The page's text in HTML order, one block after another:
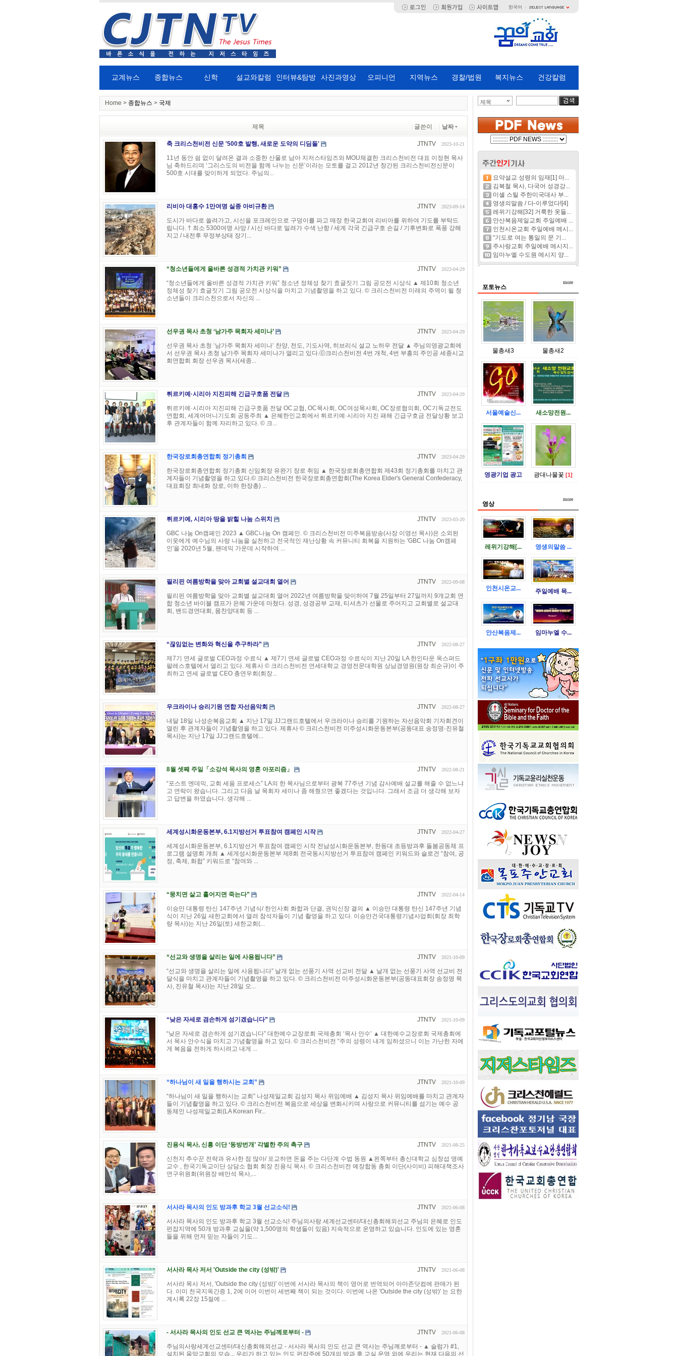
한국어
교계뉴스 종합뉴스 신학 설교와칼럼 인터뷰&탐방 사진과영상 오피니언 지역뉴스 경찰/법원 복지뉴스 건강칼럼
Home > 종합뉴스 > 국제
제목 글쓴이 날짜
축 크리스천비전 신문 '500호 발행, 새로운 도약의 디딤돌' JTNTV 2023-10-21
11년 동안 쉼 없이 달려온 결과 소중한 산물로 남아 지저스타임즈와 MOU체결한 크리스천비전 대표 이정현 목사
님 축하드리며 ‘그리스도의 비전을 함께 나누는 신문’이라는 모토를 걸고 2012년 창간된 크리스천비전신문이
500호 시대를 맞이하게 되었다. 주님의...
리비아 대홍수 1만여명 실종 아비규환 JTNTV 2023-09-14
도시가 바다로 쓸려가고, 시신을 포크레인으로 구덩이를 파고 매장 한국교회여 리비아를 위하여 기도를 부탁드
립니다. † 최소 5300여명 사망 / 시신 바다로 밀려가 수색 난항 / 세계 각국 긴급구호 손길 / 기후변화로 폭풍 강해
지고 / 내전후 무정부상태 장기...
“청소년들에게 올바른 성경적 가치관 키워” JTNTV 2023-04-29
“청소년들에게 올바른 성경적 가치관 키워” 청소년 정체성 찾기 효글짓기 그림 공모전 시상식 ▲ 제10회 청소년
정체성 찾기 효글짓기 그림 공모전 시상식을 마치고 기념촬영을 하고 있다. © 크리스천비전 미래의 주역이 될 청
소년들이 크리스천으로서 자신의 ...
선우권 목사 초청 ‘남가주 목회자 세미나’ JTNTV 2023-04-29
선우권 목사 초청 ‘남가주 목회자 세미나’ 찬양, 전도, 기도사역, 히브리식 설교 노하우 전달 ▲ 주님의영광교회에
서 선우권 목사 초청 남가주 목회자 세미나가 열리고 있다.ⓒ크리스천비전 4번 개척, 4번 부흥의 주인공 세종시교
회연합회 회장 선우권 목사(세종...
튀르키예·시리아 지진피해 긴급구호품 전달 JTNTV 2023-04-29
튀르키예·시리아 지진피해 긴급구호품 전달 OC교협, OC목사회, OC여성목사회, OC장로협의회, OC기독교전도
연합회, 세계어머니기도회 공동주최 ▲ 은혜한인교회에서 튀르키예·시리아 지진 패해 긴급구호금 전달상황 보고
후 관계자들이 함께 자리하고 있다. © 크...
한국장로회총연합회 정기총회 JTNTV 2023-04-29
한국장로회총연합회 정기총회 신임회장 유완기 장로 취임 ▲ 한국장로회총연합회 제43회 정기총회를 마치고 관
계자들이 기념촬영을 하고 있다.© 크리스천비전 한국장로회총연합회(The Korea Elder's General Confederacy,
대표회장 최내화 장로, 이하 한장총) ...
튀르키예, 시리아 땅을 밝힐 나눔 스위치 JTNTV 2023-03-20
GBC 나눔 On캠페인 2023 ▲ GBC나눔 On 캠페인. © 크리스천비전 미주복음방송(사장 이영선 목사)은 소외된
이웃에게 예수님의 사랑 나눔을 실천하고 전국적인 재난상황 속 커뮤니티 회복을 지원하는 'GBC 나눔 On캠페
인'을 2020년 5월, 팬데믹 가운데 시작하여 ...
필리핀 여름방학을 맞아 교회별 설교대회 열어 JTNTV 2022-09-08
필리핀 여름방학을 맞아 교회별 설교대회 열어 2022년 여름방학을 맞이하여 7월 25일부터 27일까지 9개교회 연
합 청소년 바이블 캠프가 은혜 가운데 마쳤다. 성경, 성경공부 교재, 티셔츠가 선물로 주어지고 교회별로 설교대
회, 밴드경연대회, 몸찬양대회 등 ...
“끊임없는 변화와 혁신을 추구하라” JTNTV 2022-08-27
제7기 연세 글로벌 CEO과정 수료식 ▲ 제7기 연세 글로벌 CEO과정 수료식이 지난 20일 LA 한인타운 옥스퍼드
팔레스호텔에서 열리고 있다. 제휴사 © 크리스천비전 연세대학교 경영전문대학원 상남경영원(원장 최순규)이 주
최하고 연세 글로벌 CEO 총연우회(회장...
우크라이나 승리기원 연합 자선음악회 JTNTV 2022-08-27
내달 18일 나성순복음교회 ▲ 지난 17일 JJ그랜드호텔에서 우크라이나 승리를 기원하는 자선음악회 기자회견이
열린 후 관계자들이 기념촬영을 하고 있다. 제휴사 © 크리스천비전 미주성시화운동본부(공동대표 송정명·진유철
목사)는 지난 17일 JJ그랜드호텔에...
8월 셋째 주일「소강석 목사의 영혼 아포리즘」 JTNTV 2022-08-21
“포스트 엔데믹, 교회 세움 프로세스” LA의 한 목사님으로부터 광복 77주년 기념 감사예배 설교를 해줄 수 없느냐
고 연락이 왔습니다. 그리고 다음 날 목회자 세미나 좀 해줬으면 좋겠다는 것입니다. 그래서 조금 더 생각해 보자
고 답변을 하였습니다. 생각해 ...
세계성시화운동본부, 6.1지방선거 투표참여 캠페인 시작 JTNTV 2022-04-27
세계성시화운동본부, 6.1지방선거 투표참여 캠페인 시작 전남성시화운동본부, 한동대 초등방과후 돌봄공동체 프
로그램 설명회 개최 ▲ 세게성시화운동본부 제8회 전국동시지방선거 투표참여 캠페인 키워드와 슬로건 “참여, 공
정, 축제, 화합” 키워드로 “참여와 ...
“뭉치면 살고 흩어지면 죽는다” JTNTV 2022-04-14
이승만 대통령 탄신 147주년 기념식/ 한인사회 화합과 단결, 권익신장 결의 ▲ 이승만 대통령 탄신 147주년 기념
식이 지난 26일 새한교회에서 열려 참석자들이 기념 촬영을 하고 있다. 이승만건국대통령기념사업회(회장 최학
량 목사)는 지난 26일(토) 새한교회(...
“선교와 생명을 살리는 일에 사용됩니다” JTNTV 2021-10-09
“선교와 생명을 살리는 일에 사용됩니다” 날개 없는 선풍기 사역 선교비 전달 ▲ 날개 없는 선풍기 사역 선교비 전
달식을 마치고 관계자들이 기념촬영을 하고 있다. © 크리스천비전 미주성시화운동본부(공동대표회장 송정명 목
사, 진유철 목사)는 지난 28일 오...
“낮은 자세로 겸손하게 섬기겠습니다” JTNTV 2021-10-09
“낮은 자세로 겸손하게 섬기겠습니다” 대한예수교장로회 국제총회 ‘목사 안수’ ▲ 대한예수교장로회 국제총회에
서 목사 안수식을 마치고 기념촬영을 하고 있다. © 크리스천비전 “주의 성령이 내게 임하셨으니 이는 가난한 자에
게 복음을 전하게 하시려고 내게 ...
“하나님이 새 일을 행하시는 교회” JTNTV 2021-10-09
“하나님이 새 일을 행하시는 교회” 나성제일교회 김성지 목사 위임예배 ▲ 김성지 목사 위임예배를 마치고 관계자
들이 기념촬영을 하고 있다. © 크리스천비전 복음으로 세상을 변화시키며 사랑으로 커뮤니티를 섬기는 예수 공
동체인 나성제일교회(LA Korean Fir...
진용식 목사, 신흥 이단 ‘동방번개’ 각별한 주의 촉구 JTNTV 2021-08-25
신천지 추수꾼 전략과 유사한 점 많아/ 포교하면 돈을 주는 다단계 수법 동원 ▲왼쪽부터 총신대학교 심창섭 명예
교수 , 한국기독교이단 상담소 협회 회장 진용식 목사. © 크리스천비전 예장합동 총회 이단(사이비) 피해대책조사
연구위원회(위원장 배만석 목사,...
서사라 목사의 인도 방과후 학교 3월 선교소식! JTNTV 2021-06-08
서사라 목사의 인도 방과후 학교 3월 선교소식! 주님의사랑 세계선교센터/대신총회해외선교 주님의 은혜로 인도
펀잡지역에 50개 방과후 교실을(약 1,500명의 학생들이 있음) 지속적으로 운영하고 있습니다. 인도에 있는 영혼
들을 위해 먼저 믿는 자들이 기도...
서사라 목사 저서 'Outside the city (성밖)' JTNTV 2021-06-08
서사라 목사 저서, 'Outside the city (성밖)' 이번에 서사라 목사의 책이 영어로 번역되어 아마존닷컴에 판매가 된
다. 이미 천국지옥간증 1, 2에 이어 이번이 세번째 책이 되는 것이다. 이번에 나온​ 'Outside the city (성밖)' 는 요한
계시록 22장 15절에 ...
- 서사라 목사의 인도 선교 큰 역사는 주님께로부터 - JTNTV 2021-06-08
주님의사랑세계선교센터/대신총회해외선교 - 서사라 목사의 인도 선교 큰 역사는 주님께로부터 - ▲ 슬럼가 #1,
설치된 움막교회의 모습... 우리가 하고 있는 인도 펀잡주에 50개의 방과 후 교실 운영 외에 우리는 현재 다음의 선
제목
요약설교 성령의 임재[1] 마...
김복철 목사, 다국어 성경강...
미셸 스틸 주한미국대사 부...
영생의말씀 / 다-이루었다![4]
레위기강해[32] 거룩한 옷들...
안산복음제일교회 주일예배 ...
인천시온교회 주일예배 메시...
“기도로 여는 통일의 문 기...
주사랑교회 주일예배 메시지...
임마누엘 수도원 메시지 양...
포토뉴스
물총새3 물총새2
서울예술신... 새소망전원...
영광기업 광고 광대나물꽃 [1]
more
영상
레위기강해[... 영생의말씀 ...
인천시온교... 주일예배 목...
안산복음제... 임마누엘 수...
more